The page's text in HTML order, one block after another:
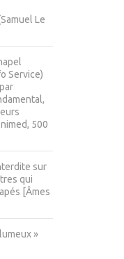
Le
Service)
500
sur
qui
[Âmes
»